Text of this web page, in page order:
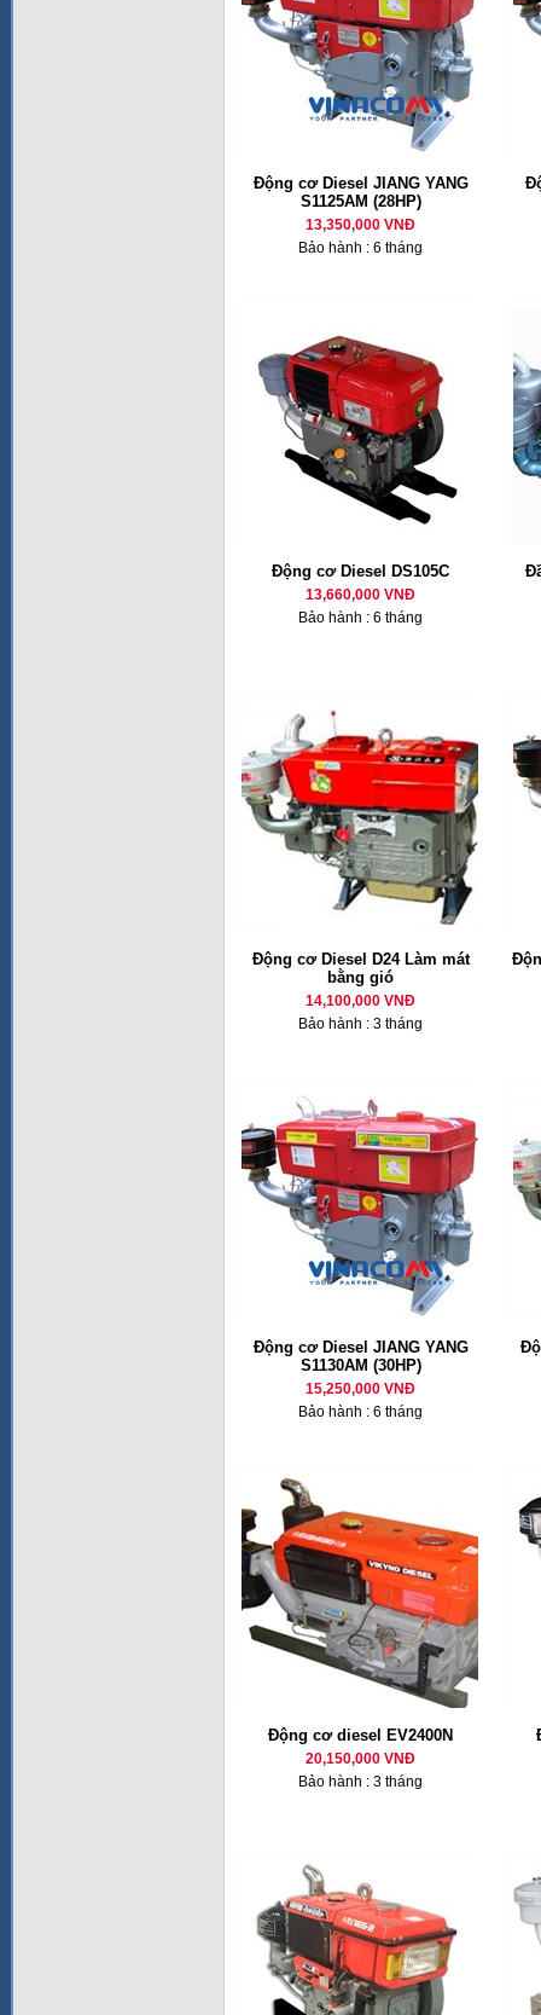
Động cơ Diesel JIANG YANG
S1125AM (28HP)
13,350,000 VNĐ
Bảo hành : 6 tháng
Động cơ Diesel DS105C
13,660,000 VNĐ
Bảo hành : 6 tháng
Động cơ Diesel D24 Làm mát
bằng gió
14,100,000 VNĐ
Bảo hành : 3 tháng
Động cơ Diesel JIANG YANG
S1130AM (30HP)
15,250,000 VNĐ
Bảo hành : 6 tháng
Động cơ diesel EV2400N
20,150,000 VNĐ
Bảo hành : 3 tháng